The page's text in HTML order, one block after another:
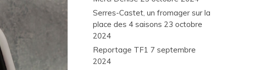
Serres-Castet, un fromager sur la
place des 4 saisons 23 octobre
2024
Reportage TF1 7 septembre
2024